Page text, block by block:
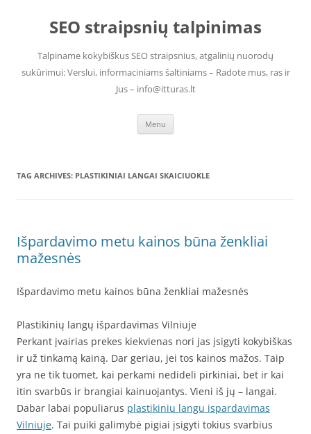
contentSEO straipsnių talpinimas
Talpiname kokybiškus SEO straipsnius, atgalinių nuorodų
sukūrimui: Verslui, informaciniams šaltiniams – Radote mus, ras ir
Jus – info@itturas.lt
Menu
TAG ARCHIVES: PLASTIKINIAI LANGAI SKAICIUOKLE
Išpardavimo metu kainos būna ženkliai
mažesnės
Išpardavimo metu kainos būna ženkliai mažesnės
Plastikinių langų išpardavimas Vilniuje
Perkant įvairias prekes kiekvienas nori jas įsigyti kokybiškas
ir už tinkamą kainą. Dar geriau, jei tos kainos mažos. Taip
yra ne tik tuomet, kai perkami nedideli pirkiniai, bet ir kai
itin svarbūs ir brangiai kainuojantys. Vieni iš jų – langai.
Dabar labai populiarus plastikiniu langu ispardavimas
Vilniuje. Tai puiki galimybė pigiai įsigyti tokius svarbius